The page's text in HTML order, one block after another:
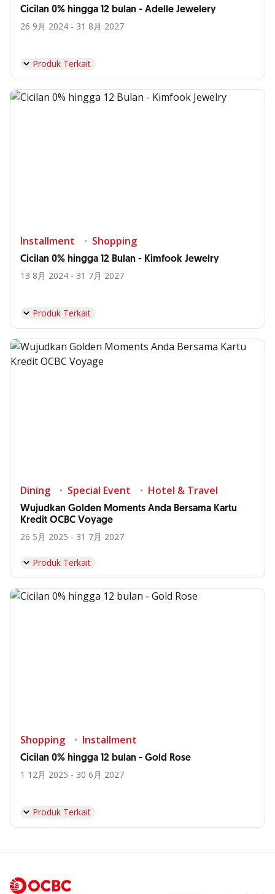
Cicilan 0% hingga 12 bulan - Adelle Jewelery
26 9月 2024 - 31 8月 2027
Produk Terkait
Installment Shopping
Cicilan 0% hingga 12 Bulan - Kimfook Jewelry
13 8月 2024 - 31 7月 2027
Produk Terkait
Dining Special Event Hotel & Travel
Wujudkan Golden Moments Anda Bersama Kartu
Kredit OCBC Voyage
26 5月 2025 - 31 7月 2027
Produk Terkait
Shopping Installment
Cicilan 0% hingga 12 bulan - Gold Rose
1 12月 2025 - 30 6月 2027
Produk Terkait